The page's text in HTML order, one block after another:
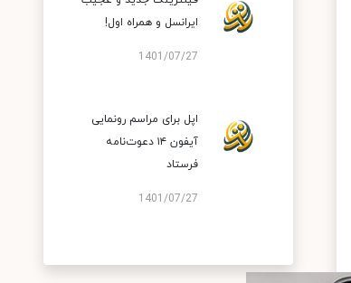
ایرانسل و همراه اول!
1401/07/27
اپل برای مراسم رونمایی
آیفون ۱۴ دعوت‌نامه
فرستاد
1401/07/27